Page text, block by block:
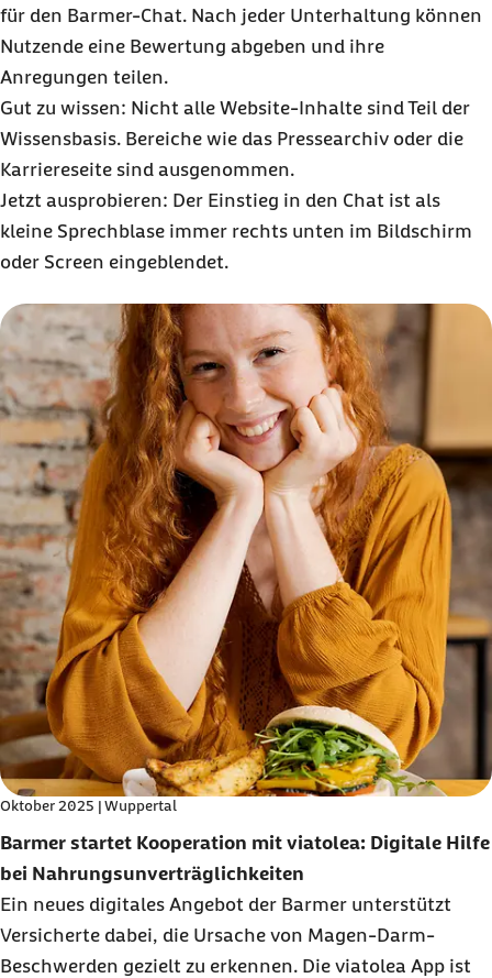
für den Barmer-Chat. Nach jeder Unterhaltung können
Nutzende eine Bewertung abgeben und ihre
Anregungen teilen.
Gut zu wissen: Nicht alle Website-Inhalte sind Teil der
Wissensbasis. Bereiche wie das Pressearchiv oder die
Karriereseite sind ausgenommen.
Jetzt ausprobieren: Der Einstieg in den Chat ist als
kleine Sprechblase immer rechts unten im Bildschirm
oder Screen eingeblendet.
Oktober 2025 | Wuppertal
Barmer startet Kooperation mit viatolea: Digitale Hilfe
bei Nahrungsunverträglichkeiten
Ein neues digitales Angebot der Barmer unterstützt
Versicherte dabei, die Ursache von Magen-Darm-
Beschwerden gezielt zu erkennen. Die viatolea App ist